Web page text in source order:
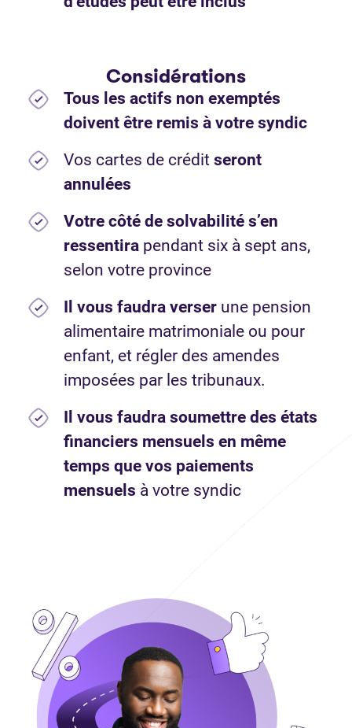
Considérations
Tous les actifs non exemptés
doivent être remis à votre syndic
Vos cartes de crédit seront
annulées
Votre côté de solvabilité s’en
ressentira pendant six à sept ans,
selon votre province
Il vous faudra verser une pension
alimentaire matrimoniale ou pour
enfant, et régler des amendes
imposées par les tribunaux.
Il vous faudra soumettre des états
financiers mensuels en même
temps que vos paiements
mensuels à votre syndic